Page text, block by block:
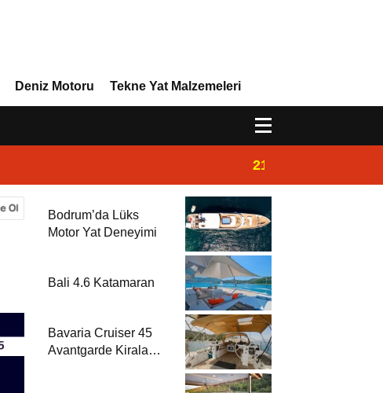
Deniz Motoru Tekne Yat Malzemeleri
21:02
Bodrum’da Lüks
Motor Yat Deneyimi
Bali 4.6 Katamaran
Bavaria Cruiser 45
Avantgarde Kiralama